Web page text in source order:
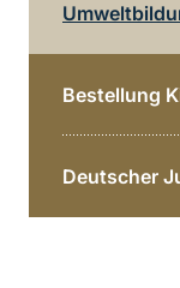
Bestellung
Deutscher